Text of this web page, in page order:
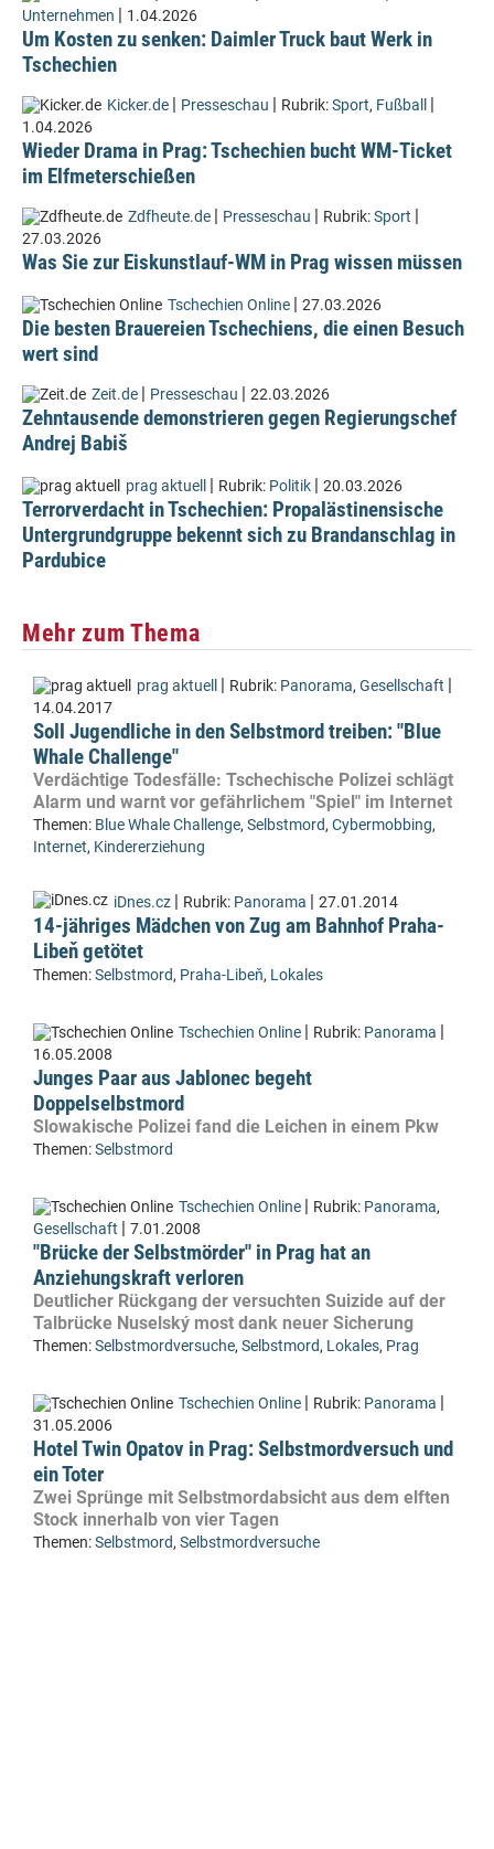
Unternehmen | 1.04.2026
Um Kosten zu senken: Daimler Truck baut Werk in
Tschechien
Kicker.de | Presseschau | Rubrik:Sport, Fußball |
1.04.2026
Wieder Drama in Prag: Tschechien bucht WM-Ticket
im Elfmeterschießen
Zdfheute.de | Presseschau | Rubrik:Sport |
27.03.2026
Was Sie zur Eiskunstlauf-WM in Prag wissen müssen
Tschechien Online | 27.03.2026
Die besten Brauereien Tschechiens, die einen Besuch
wert sind
Zeit.de | Presseschau | 22.03.2026
Zehntausende demonstrieren gegen Regierungschef
Andrej Babiš
prag aktuell | Rubrik: Politik | 20.03.2026
Terrorverdacht in Tschechien: Propalästinensische
Untergrundgruppe bekennt sich zu Brandanschlag in
Pardubice
Mehr zum Thema
prag aktuell | Rubrik: Panorama, Gesellschaft |
14.04.2017
Soll Jugendliche in den Selbstmord treiben: "Blue
Whale Challenge"
Verdächtige Todesfälle: Tschechische Polizei schlägt
Alarm und warnt vor gefährlichem "Spiel" im Internet
Themen: Blue Whale Challenge, Selbstmord, Cybermobbing,
Internet, Kindererziehung
iDnes.cz | Rubrik: Panorama | 27.01.2014
14-jähriges Mädchen von Zug am Bahnhof Praha-
Libeň getötet
Themen:Selbstmord, Praha-Libeň, Lokales
Tschechien Online | Rubrik: Panorama |
16.05.2008
Junges Paar aus Jablonec begeht
Doppelselbstmord
Slowakische Polizei fand die Leichen in einem Pkw
Themen:Selbstmord
Tschechien Online | Rubrik: Panorama,
Gesellschaft | 7.01.2008
"Brücke der Selbstmörder" in Prag hat an
Anziehungskraft verloren
Deutlicher Rückgang der versuchten Suizide auf der
Talbrücke Nuselský most dank neuer Sicherung
Themen:Selbstmordversuche, Selbstmord, Lokales, Prag
Tschechien Online | Rubrik: Panorama |
31.05.2006
Hotel Twin Opatov in Prag: Selbstmordversuch und
ein Toter
Zwei Sprünge mit Selbstmordabsicht aus dem elften
Stock innerhalb von vier Tagen
Themen:Selbstmord, Selbstmordversuche